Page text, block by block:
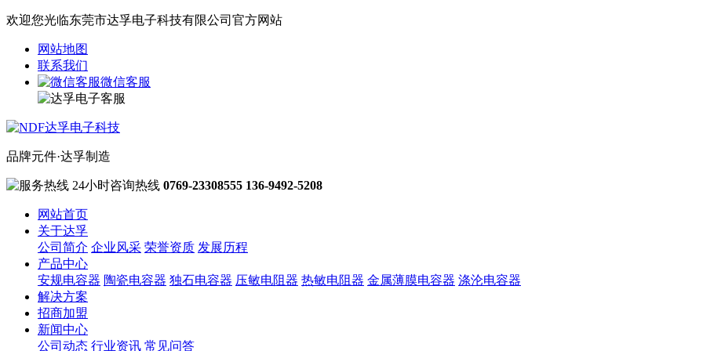
欢迎您光临东莞市达孚电子科技有限公司官方网站
网站地图
联系我们
微信客服
品牌元件·达孚制造
24小时咨询热线 0769-23308555 136-9492-5208
网站首页
关于达孚
公司简介 企业风采 荣誉资质 发展历程
产品中心
安规电容器 陶瓷电容器 独石电容器 压敏电阻器 热敏电阻器 金属薄膜电容器 涤沦电容器
解决方案
招商加盟
新闻中心
公司动态 行业资讯 常见问答